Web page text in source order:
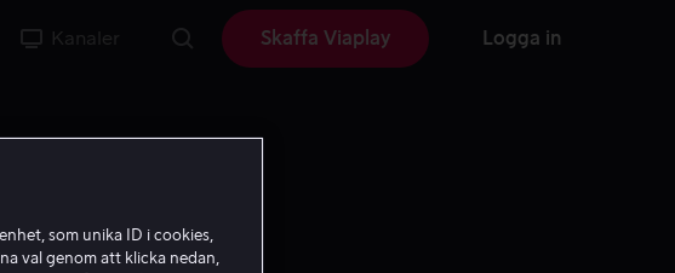
Kanaler Skaffa Viaplay Logga in
som unika ID i cookies,
val genom att klicka nedan,